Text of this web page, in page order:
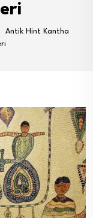
Antik Hint Kantha